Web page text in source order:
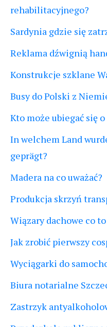
rehabilitacyjnego?
Sardynia gdzie się
Reklama dźwignią
Konstrukcje szklane
Busy do Polski z
Kto może ubiegać się
In welchem Land
geprägt?
Madera na co uważać?
Produkcja skrzyń
Wiązary dachowe co
Jak zrobić pierwszy
Wyciągarki do
Biura notarialne
Zastrzyk